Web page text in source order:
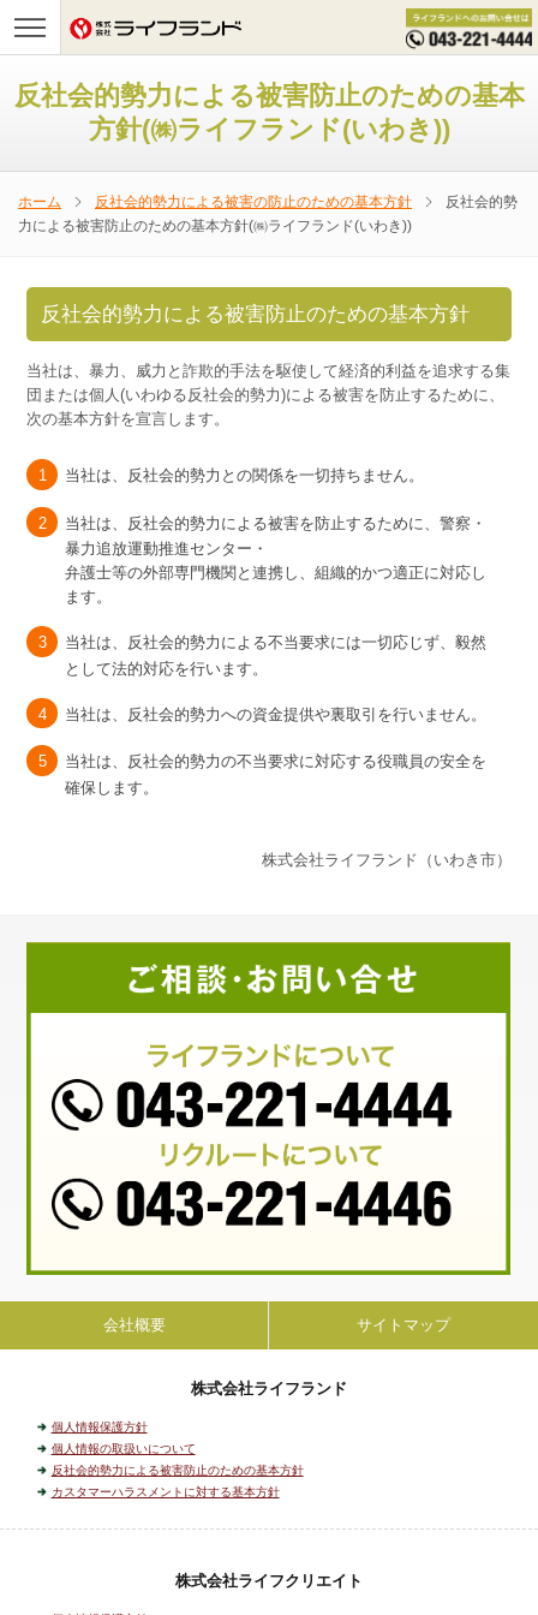
反社会的勢力による被害防止のための基本
方針(㈱ライフランド(いわき))
ホーム 反社会的勢力による被害の防止のための基本方針
反社会的勢
力による被害防止のための基本方針(㈱ライフランド(いわき))
反社会的勢力による被害防止のための基本方針
当社は、暴力、威力と詐欺的手法を駆使して経済的利益を追求する集
団または個人(いわゆる反社会的勢力)による被害を防止するために、
次の基本方針を宣言します。
当社は、反社会的勢力との関係を一切持ちません。
当社は、反社会的勢力による被害を防止するために、警察・
暴力追放運動推進センター・
弁護士等の外部専門機関と連携し、組織的かつ適正に対応し
ます。
当社は、反社会的勢力による不当要求には一切応じず、毅然
として法的対応を行います。
当社は、反社会的勢力への資金提供や裏取引を行いません。
当社は、反社会的勢力の不当要求に対応する役職員の安全を
確保します。
株式会社ライフランド（いわき市）
会社概要 サイトマップ
株式会社ライフランド
個人情報保護方針
個人情報の取扱いについて
反社会的勢力による被害防止のための基本方針
カスタマーハラスメントに対する基本方針
株式会社ライフクリエイト